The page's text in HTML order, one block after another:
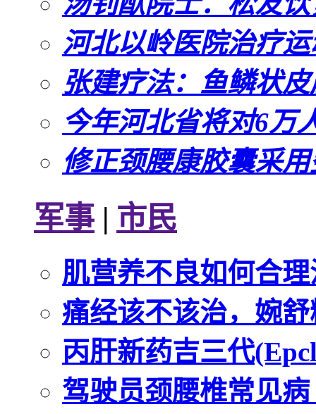
河北以岭医院治疗
张建疗法：鱼鳞状
今年河北省将对6万
修正颈腰康胶囊采
军事 | 市民
肌营养不良如何合
痛经该不该治，婉
丙肝新药吉三代
驾驶员颈腰椎常见